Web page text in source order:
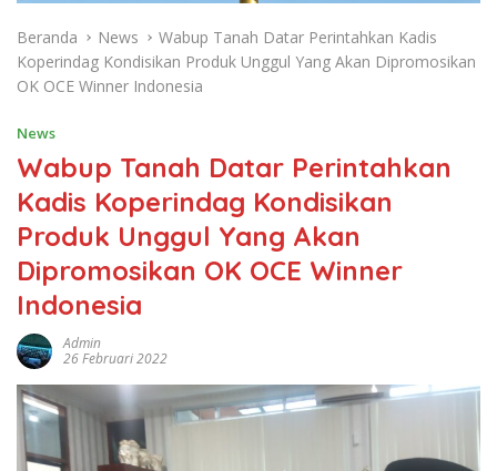
Beranda News
Wabup Tanah Datar Perintahkan Kadis
Koperindag Kondisikan Produk Unggul Yang Akan Dipromosikan
OK OCE Winner Indonesia
News
Wabup Tanah Datar Perintahkan
Kadis Koperindag Kondisikan
Produk Unggul Yang Akan
Dipromosikan OK OCE Winner
Indonesia
Admin
26 Februari 2022